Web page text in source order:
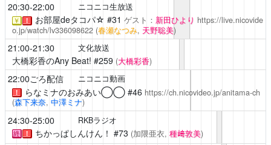
20:30-22:00 ニコニコ生放送
￥ ！ お部屋deタコパ☆ #31 ゲスト： 新田ひより https://live.nicovide
o.jp/watch/lv336098622 (春瀬なつみ, 天野聡美)
21:00-21:30 文化放送
大橋彩香のAny Beat! #259 (大橋彩香)
22:00ごろ配信 ニコニコ動画
！ らなミナのおみあい◯◯#46 https://ch.nicovideo.jp/anitama-ch
(森下来奈, 中澤ミナ)
24:30-25:00 RKBラジオ
終 ！ ちかっぱしんけん！ #73 (加隈亜衣, 種﨑敦美)